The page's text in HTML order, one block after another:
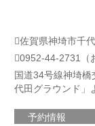
佐賀県神埼市千
0952-44-2731（
国道34号線神埼
代田グラウンド」
予約情報